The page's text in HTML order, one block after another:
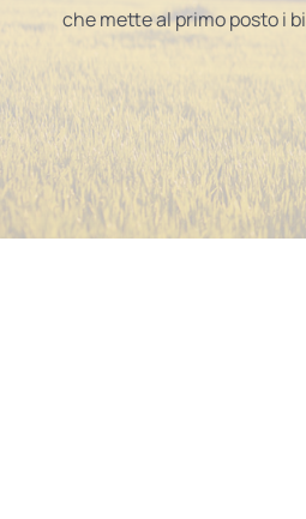
che mette al primo posto i